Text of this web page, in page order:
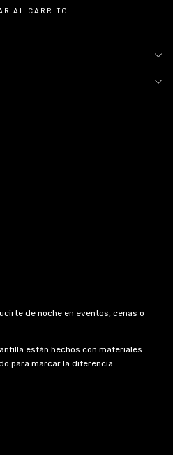
de noche en eventos, cenas o
están hechos con materiales
para marcar la diferencia.